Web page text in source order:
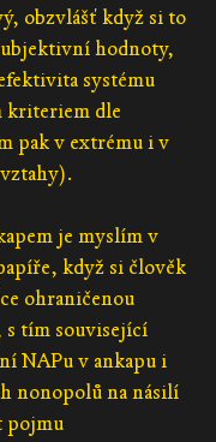
obzvlášť když si to
hodnoty,
systému
kriteriem dle
pak v extrému i v
je myslím v
když si člověk
ohraničenou
s tím související
NAPu v ankapu i
nonopolů na násilí
pojmu